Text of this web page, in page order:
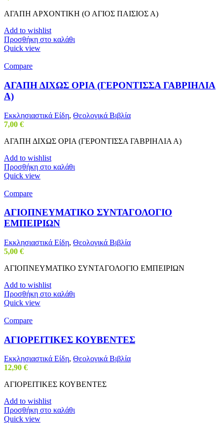
ΑΓΑΠΗ ΑΡΧΟΝΤΙΚΗ (Ο ΑΓΙΟΣ ΠΑΙΣΙΟΣ Α)
Add to wishlist
Προσθήκη στο καλάθι
Quick view
Compare
ΑΓΑΠΗ ΔΙΧΩΣ ΟΡΙΑ (ΓΕΡΟΝΤΙΣΣΑ ΓΑΒΡΙΗΛΙΑ
Α)
Εκκλησιαστικά Είδη, Θεολογικά Βιβλία
7,00 €
ΑΓΑΠΗ ΔΙΧΩΣ ΟΡΙΑ (ΓΕΡΟΝΤΙΣΣΑ ΓΑΒΡΙΗΛΙΑ Α)
Add to wishlist
Προσθήκη στο καλάθι
Quick view
Compare
ΑΓΙΟΠΝΕΥΜΑΤΙΚΟ ΣΥΝΤΑΓΟΛΟΓΙΟ
ΕΜΠΕΙΡΙΩΝ
Εκκλησιαστικά Είδη, Θεολογικά Βιβλία
5,00 €
ΑΓΙΟΠΝΕΥΜΑΤΙΚΟ ΣΥΝΤΑΓΟΛΟΓΙΟ ΕΜΠΕΙΡΙΩΝ
Add to wishlist
Προσθήκη στο καλάθι
Quick view
Compare
ΑΓΙΟΡΕΙΤΙΚΕΣ ΚΟΥΒΕΝΤΕΣ
Εκκλησιαστικά Είδη, Θεολογικά Βιβλία
12,90 €
ΑΓΙΟΡΕΙΤΙΚΕΣ ΚΟΥΒΕΝΤΕΣ
Add to wishlist
Προσθήκη στο καλάθι
Quick view